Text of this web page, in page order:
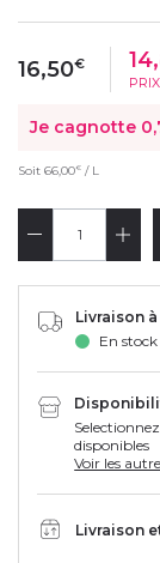
16,50€
Je cagnotte
Soit 66,00€ / L
Livraison
En stock
disponibles
Voir les
Livraison